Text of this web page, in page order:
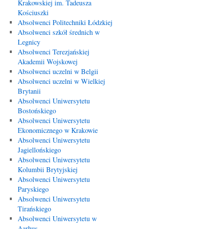
Krakowskiej im. Tadeusza
Kościuszki
Absolwenci Politechniki Łódzkiej
Absolwenci szkół średnich w
Legnicy
Absolwenci Terezjańskiej
Akademii Wojskowej
Absolwenci uczelni w Belgii
Absolwenci uczelni w Wielkiej
Brytanii
Absolwenci Uniwersytetu
Bostońskiego
Absolwenci Uniwersytetu
Ekonomicznego w Krakowie
Absolwenci Uniwersytetu
Jagiellońskiego
Absolwenci Uniwersytetu
Kolumbii Brytyjskiej
Absolwenci Uniwersytetu
Paryskiego
Absolwenci Uniwersytetu
Tirańskiego
Absolwenci Uniwersytetu w